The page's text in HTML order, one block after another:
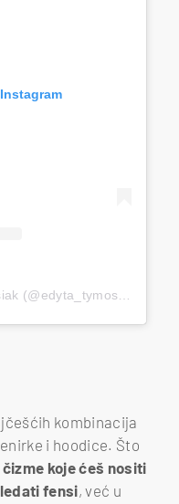
A post shared by Edyta Tymosiak (@edyta_tymosiak)
kombinacija
i hoodice. Što
čizme koje ćeš nositi
fensi, već u